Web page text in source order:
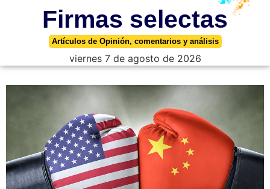
Firmas selectas
Artículos de Opinión, comentarios y análisis
viernes 7 de agosto de 2026